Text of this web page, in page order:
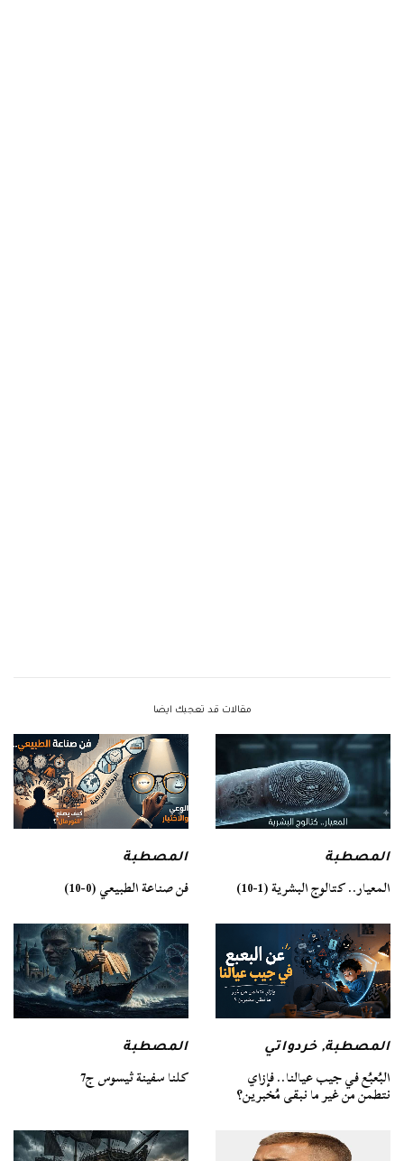
مقالات قد تعجبك ايضا
المصطبة
المعيار.. كتالوج البشرية (1-10)
المصطبة
فن صناعة الطبيعي (0-10)
المصطبة,خردواتي
البُعبُع في جيب عيالنا.. فإزاي
نتطمن من غير ما نبقى مُخبرين؟
المصطبة
كلنا سفينة ثيسوس ج7